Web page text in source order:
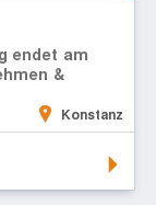
endet am
&
Konstanz